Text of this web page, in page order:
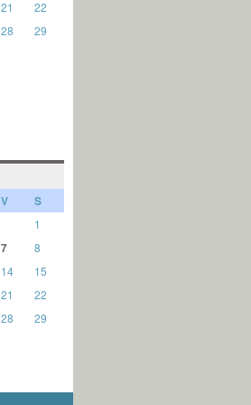
21
22
28
29
V S
1
7
8
14
15
21
22
28
29